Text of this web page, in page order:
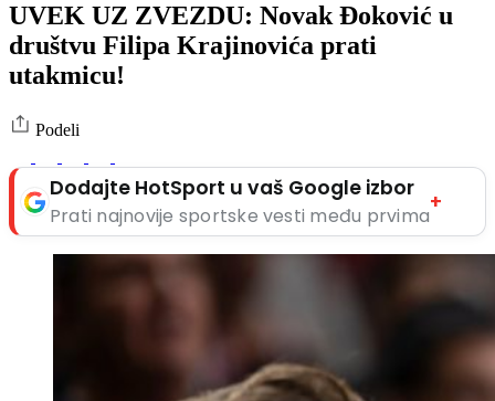
UVEK UZ ZVEZDU: Novak Đoković u
društvu Filipa Krajinovića prati
utakmicu!
Podeli
Dodajte HotSport u vaš Google izbor
Prati najnovije sportske vesti među prvima
+